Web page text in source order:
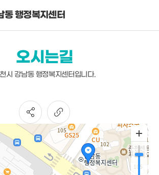
동 행정복지센터
오시는길
시 강남동 행정복지센터입니다.